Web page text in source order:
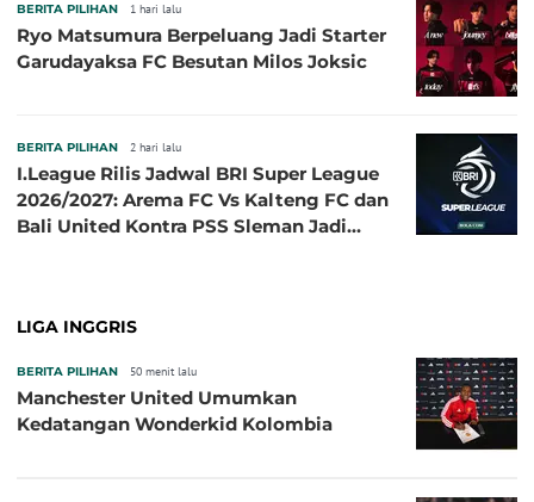
BERITA PILIHAN 1 hari lalu
Ryo Matsumura Berpeluang Jadi Starter
Garudayaksa FC Besutan Milos Joksic
BERITA PILIHAN 2 hari lalu
I.League Rilis Jadwal BRI Super League
2026/2027: Arema FC Vs Kalteng FC dan
Bali United Kontra PSS Sleman Jadi
LIGA INGGRIS
BERITA PILIHAN 50 menit lalu
Manchester United Umumkan
Kedatangan Wonderkid Kolombia